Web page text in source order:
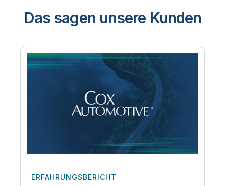
Das sagen unsere Kunden
ERFAHRUNGSBERICHT